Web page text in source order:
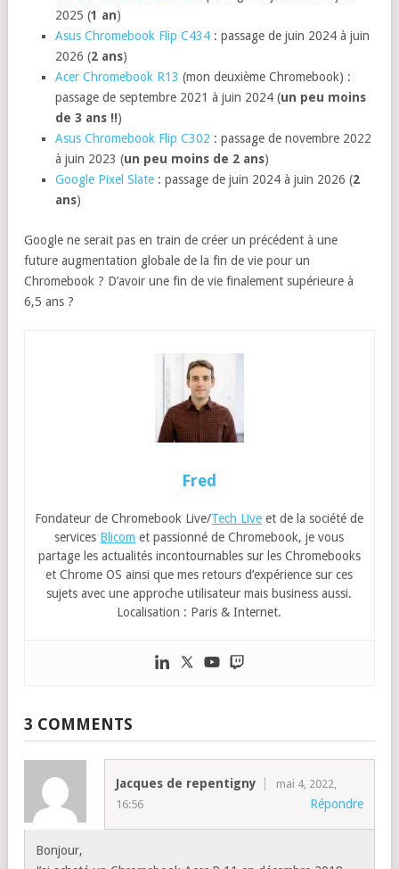
2025 (1 an)
Asus Chromebook Flip C434 : passage de juin 2024 à juin
2026 (2 ans)
Acer Chromebook R13 (mon deuxième Chromebook) :
passage de septembre 2021 à juin 2024 (un peu moins
de 3 ans !!)
Asus Chromebook Flip C302 : passage de novembre 2022
à juin 2023 (un peu moins de 2 ans)
Google Pixel Slate : passage de juin 2024 à juin 2026 (2
ans)
Google ne serait pas en train de créer un précédent à une
future augmentation globale de la fin de vie pour un
Chromebook ? D’avoir une fin de vie finalement supérieure à
6,5 ans ?
Fred
Fondateur de Chromebook Live/Tech Live et de la société de
services Blicom et passionné de Chromebook, je vous
partage les actualités incontournables sur les Chromebooks
et Chrome OS ainsi que mes retours d’expérience sur ces
sujets avec une approche utilisateur mais business aussi.
Localisation : Paris & Internet.
3 COMMENTS
Jacques de repentigny
mai 4, 2022,
16:56
Répondre
Bonjour,